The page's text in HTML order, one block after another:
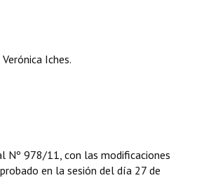
Iches.
Nº 978/11, con las modificaciones
en la sesión del día 27 de